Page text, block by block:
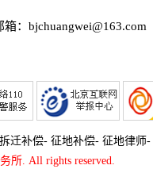
箱：bjchuangwei@163.com
迁补偿- 征地补偿- 征地律师-
所. All rights reserved.